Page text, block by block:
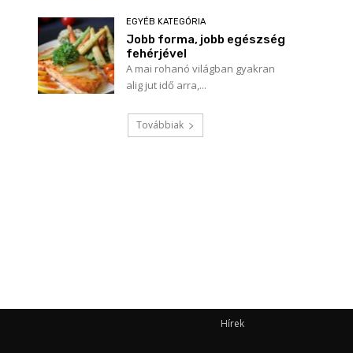
mail:*
EGYÉB KATEGÓRIA
Jobb forma, jobb egészség
fehérjével
A mai rohanó világban gyakran
alig jut idő arra,...
Továbbiak
Hírek